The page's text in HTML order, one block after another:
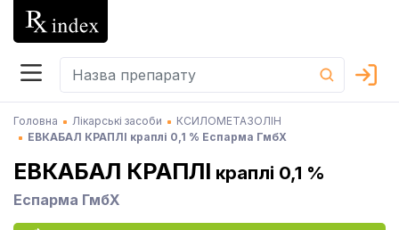
Головна Лікарські засоби
КСИЛОМЕТАЗОЛІН
ЕВКАБАЛ КРАПЛІ краплі 0,1 % Еспарма ГмбХ
ЕВКАБАЛ КРАПЛІ краплі 0,1 %
Еспарма ГмбХ